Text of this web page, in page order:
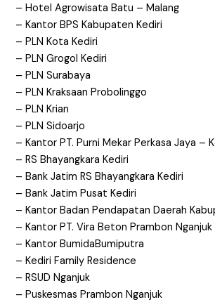
– Hotel Agrowisata Batu – Malang
– Kantor BPS Kabupaten Kediri
– PLN Kota Kediri
– PLN Grogol Kediri
– PLN Surabaya
– PLN Kraksaan Probolinggo
– PLN Krian
– PLN Sidoarjo
– Kantor PT. Purni Mekar Perkasa Jaya –
– RS Bhayangkara Kediri
– Bank Jatim RS Bhayangkara Kediri
– Bank Jatim Pusat Kediri
– Kantor Badan Pendapatan Daerah
– Kantor PT. Vira Beton Prambon Nganjuk
– Kantor BumidaBumiputra
– Kediri Family Residence
– RSUD Nganjuk
– Puskesmas Prambon Nganjuk